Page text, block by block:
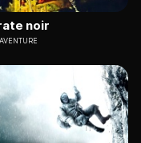
noir
AVENTURE